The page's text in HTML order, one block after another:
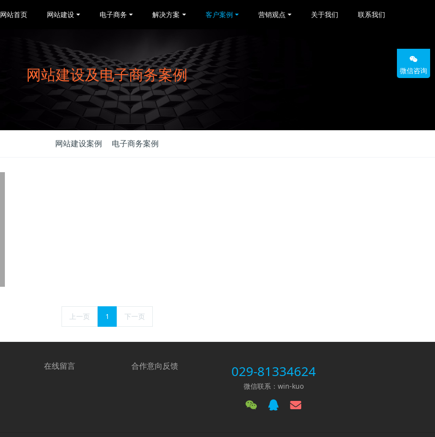
网站首页 网站建设 电子商务 解决方案 客户案例 营销观点 关于我们 联系我们
网站建设及电子商务案例
网站建设案例 电子商务案例
上一页 1 下一页
在线留言 合作意向反馈 029-81334624
微信联系：win-kuo
微信咨询